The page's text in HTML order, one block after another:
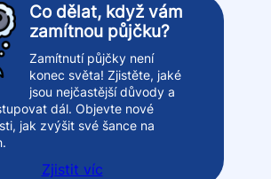
Co dělat, když vám
zamítnou půjčku?
Zamítnutí půjčky není
konec světa! Zjistěte, jaké
jsou nejčastější důvody a
dál. Objevte nové
jak zvýšit své šance na
Zjistit víc